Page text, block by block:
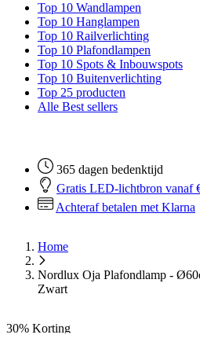
Top 10 Wandlampen
Top 10 Hanglampen
Top 10 Railverlichting
Top 10 Plafondlampen
Top 10 Spots & Inbouwspots
Top 10 Buitenverlichting
Top 25 producten
Alle Best sellers
365 dagen bedenktijd
Gratis LED-lichtbron vanaf
Achteraf betalen met Klarna
Home
Nordlux Oja Plafondlamp -
Zwart
30% Korting